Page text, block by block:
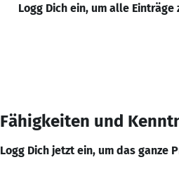
Logg Dich ein, um alle Einträge
Fähigkeiten und
Logg Dich jetzt ein, um das ganze